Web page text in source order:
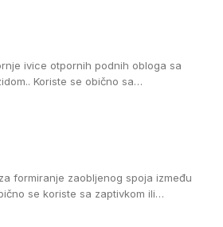
ivice otpornih podnih obloga sa
Koriste se obično sa
formiranje zaobljenog spoja između
se koriste sa zaptivkom ili